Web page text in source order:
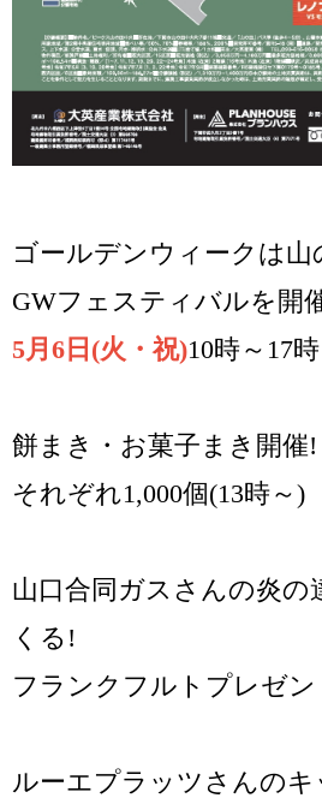
ゴールデンウィークは山
GWフェスティバルを開
5月6日(火・祝)10時～17時
餅まき・お菓子まき開催!
それぞれ1,000個(13時～)
山口合同ガスさんの炎の
くる!
フランクフルトプレゼン
ルーエプラッツさんの